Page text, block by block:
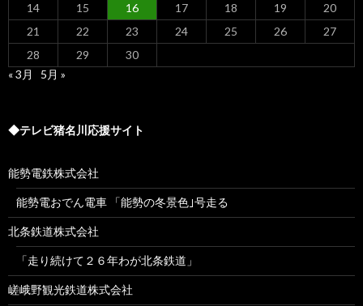
14
15 16 17 18 19
20
21
22 23 24 25 26
27
28
29
30
« 3月
5月 »
◆テレビ猪名川応援サイト
能勢電鉄株式会社
能勢電おでん電車 「能勢の冬景色｣号走る
北条鉄道株式会社
「走り続けて２６年わが北条鉄道」
嵯峨野観光鉄道株式会社